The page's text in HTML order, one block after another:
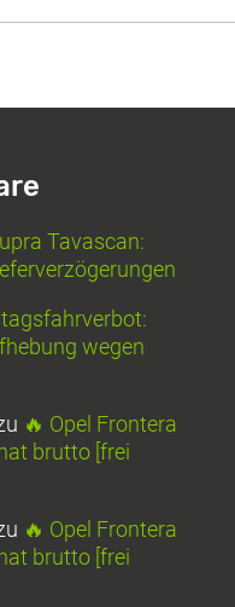
Tavascan:
wegen
🔥 Opel Frontera
brutto [frei
🔥 Opel Frontera
brutto [frei